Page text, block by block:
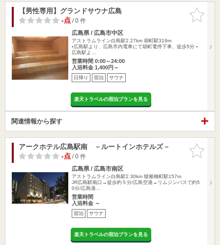
お気に入
りに追加
【男性専用】グランドサウナ広島
-点/ 0 件
広島県 / 広島市中区
アストラムライン白島駅2.27km 胡町駅319m
▪︎広島駅より、広島市内電車にて胡町電停下車、徒歩5分 ▪
広島駅よ…
営業時間 0:00～24:00
入浴料金 1,400円～
日帰り 宿泊 サウナ
楽天トラベルの宿泊プランを見る
関連情報から探す
お気に入
りに追加
アークホテル広島駅南 －ルートインホテルズ－
-点/ 0 件
広島県 / 広島市南区
アストラムライン白島駅2.30km 猿猴橋町駅157m
JR広島駅南口→徒歩約５分/広島空港→リムジンバスで約5
0分/広島港…
営業時間
入浴料金 ～
宿泊 サウナ
楽天トラベルの宿泊プランを見る